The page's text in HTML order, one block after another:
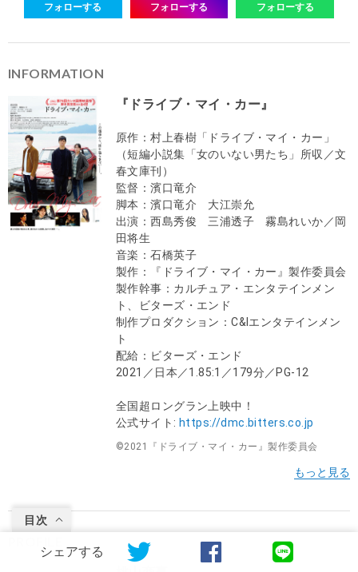
目次
フォローする フォローする フォローする
INFORMATION
『ドライブ・マイ・カー』
原作：村上春樹「ドライブ・マイ・カー」
（短編小説集「女のいない男たち」所収／文
春文庫刊）
監督：濱口竜介
脚本：濱口竜介 大江崇允
出演：西島秀俊 三浦透子 霧島れいか／岡
田将生
音楽：石橋英子
製作：『ドライブ・マイ・カー』製作委員会
製作幹事：カルチュア・エンタテインメン
ト、ビターズ・エンド
制作プロダクション：C&Iエンタテインメン
ト
配給：ビターズ・エンド
2021／日本／1.85:1／179分／PG-12
全国超ロングラン上映中！
公式サイト: https://dmc.bitters.co.jp
©️2021『ドライブ・マイ・カー』製作委員会
シェアする